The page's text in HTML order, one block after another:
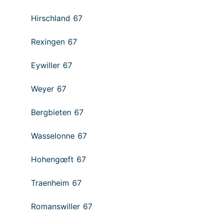
Hirschland 67
Rexingen 67
Eywiller 67
Weyer 67
Bergbieten 67
Wasselonne 67
Hohengœft 67
Traenheim 67
Romanswiller 67